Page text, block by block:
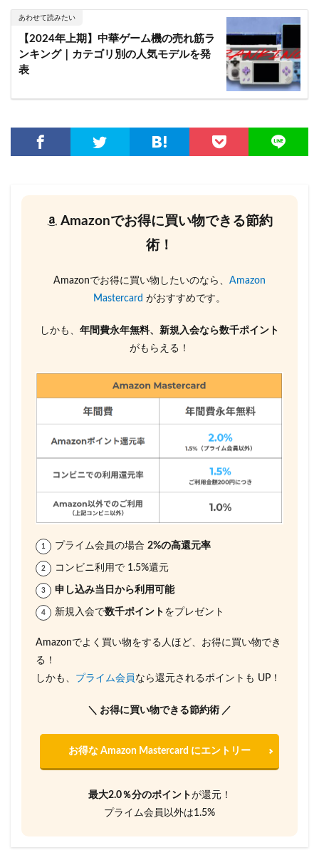
あわせて読みたい
【2024年上期】中華ゲーム機の売れ筋ラ
ンキング｜カテゴリ別の人気モデルを発
表
Amazonでお得に買い物できる節約
術！
Amazonでお得に買い物したいのなら、 Amazon
Mastercard がおすすめです。
しかも、 年間費永年無料、新規入会なら数千ポイント
がもらえる！
プライム会員の場合 2%の高還元率
コンビニ利用で 1.5%還元
申し込み当日から利用可能
新規入会で数千ポイント をプレゼント
Amazonでよく買い物をする人ほど、お得に買い物でき
る！
しかも、 プライム会員 なら還元されるポイントも UP！
＼ お得に買い物できる節約術 ／
お得な Amazon Mastercard にエントリー
最大2.0％分のポイントが還元！
プライム会員以外は1.5%